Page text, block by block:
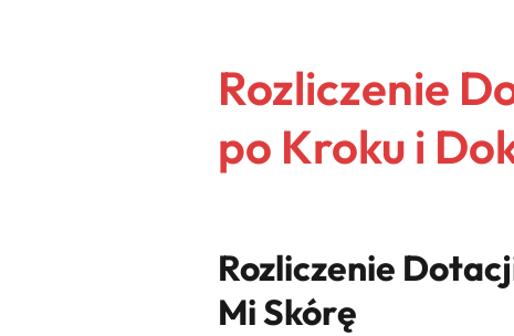
Rozliczenie
po Kroku i
Rozliczenie
Mi Skórę